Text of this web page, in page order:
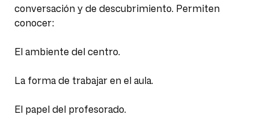
conversación y de descubrimiento. Permiten
conocer:
El ambiente del centro.
La forma de trabajar en el aula.
El papel del profesorado.